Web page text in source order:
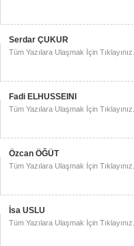
Serdar ÇUKUR
Tüm Yazılara Ulaşmak İçin Tıklayınız.
Fadi ELHUSSEINI
Tüm Yazılara Ulaşmak İçin Tıklayınız.
Özcan ÖĞÜT
Tüm Yazılara Ulaşmak İçin Tıklayınız.
İsa USLU
Tüm Yazılara Ulaşmak İçin Tıklayınız.